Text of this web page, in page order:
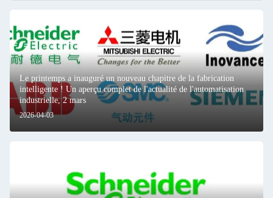
2026-04-03
Le printemps a inauguré un nouveau chapitre de la fabrication
intelligente ! Un aperçu complet de l'actualité de l'automatisation
industrielle, 2 mars